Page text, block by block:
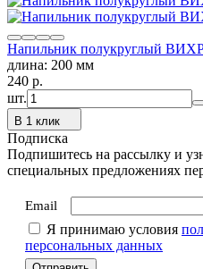
Напильник полукруглый
длина: 200 мм
240 p.
шт.
В 1 клик
Подписка
Подпишитесь на рассылку и
специальных предложениях
Email
Я принимаю условия
персональных данных